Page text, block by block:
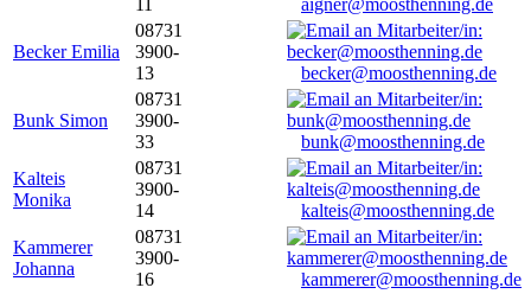
aigner@moosthenning.de
Becker Emilia
08731
3900-
13
becker@moosthenning.de
Bunk Simon
08731
3900-
33
bunk@moosthenning.de
Kalteis
Monika
08731
3900-
14
kalteis@moosthenning.de
Kammerer
Johanna
08731
3900-
16
kammerer@moosthenning.de